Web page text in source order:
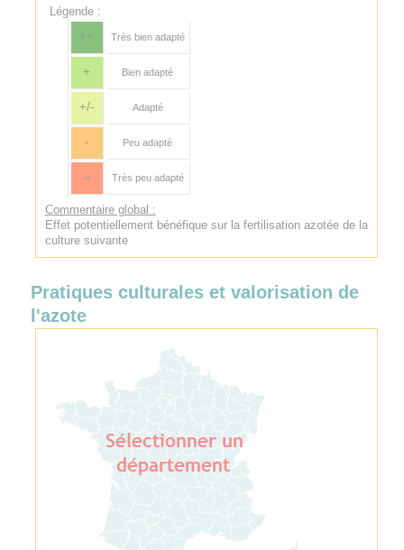
Légende :
++
Très bien adapté
+ Bien adapté
+/- Adapté
- Peu adapté
-- Très peu adapté
Commentaire global :
Effet potentiellement bénéfique sur la fertilisation azotée de la
culture suivante
Pratiques culturales et valorisation de
l'azote